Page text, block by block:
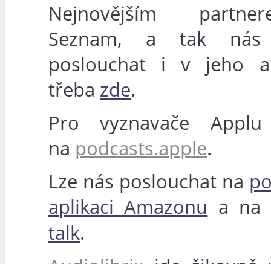
Nejnovějším
Seznam, a tak nás
poslouchat i v jeho
třeba zde.
Pro vyznavače
na podcasts.apple.
Lze nás poslouchat na
aplikaci Amazonu a na
talk.